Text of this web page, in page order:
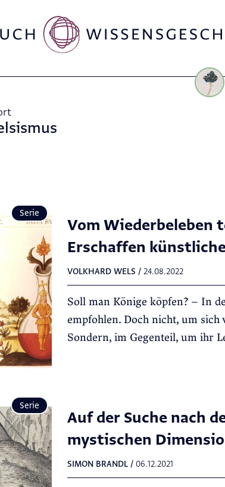
Serie
Vom Wiederbeleben
Erschaffen
VOLKHARD WELS / 24.08.2022
Soll man Könige köpfen? – In
empfohlen. Doch nicht, um sich
Sondern, im Gegenteil, um ihr
Serie
Auf der Suche nach
mystischen
SIMON BRANDL/ 06.12.2021